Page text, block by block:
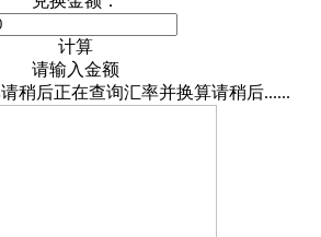
计算
请输入金额
正在查询汇率并换算请稍后......